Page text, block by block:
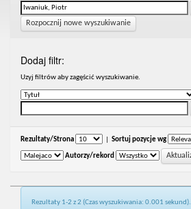
Rozpocznij nowe wyszukiwanie
Dodaj filtr:
Uzyj filtrów aby zagęścić wyszukiwanie.
Rezultaty/Strona Sortuj pozycje wg
Autorzy/rekord
Rezultaty 1-2 z 2 (Czas wyszukiwania: 0.001 sekund).